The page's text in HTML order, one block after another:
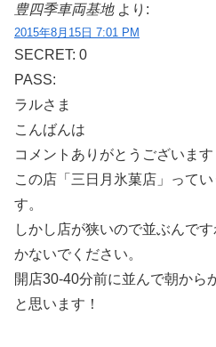
豊四季車両基地 より:
2015年8月15日 7:01 PM
SECRET: 0
PASS:
ラルさま
こんばんは
コメントありがとうございます
この店「三日月氷菓店」って
す。
しかし店が狭いので並ぶんで
かないでください。
開店30-40分前に並んで朝から
と思います！